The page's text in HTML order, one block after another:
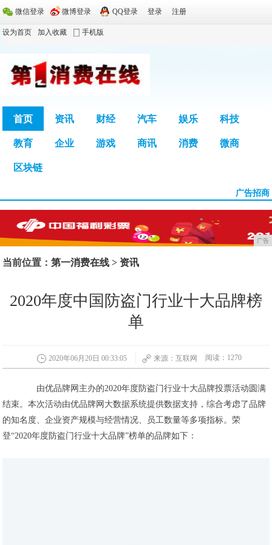
微信登录 微博登录 QQ登录 登录 注册
设为首页 加入收藏 手机版
首页 资讯 财经 汽车 娱乐 科技
教育 企业 游戏 商讯 消费 微商
区块链
广告招商
广告
当前位置：第一消费在线 > 资讯
2020年度中国防盗门行业十大品牌榜
单
2020年06月20日 00:33:05 来源：互联网 阅读：1270
由优品牌网主办的2020年度防盗门行业十大品牌投票活动圆满
结束。本次活动由优品牌网大数据系统提供数据支持，综合考虑了品牌
的知名度、企业资产规模与经营情况、员工数量等多项指标。荣
登“2020年度防盗门行业十大品牌”榜单的品牌如下：